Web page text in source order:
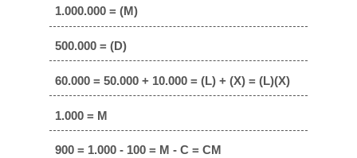
1.000.000 = (M)
500.000 = (D)
60.000 = 50.000 + 10.000 = (L) + (X) = (L)(X)
1.000 = M
900 = 1.000 - 100 = M - C = CM